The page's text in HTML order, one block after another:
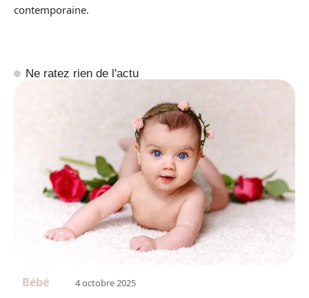
contemporaine.
Ne ratez rien de l'actu
Bébé 4 octobre 2025